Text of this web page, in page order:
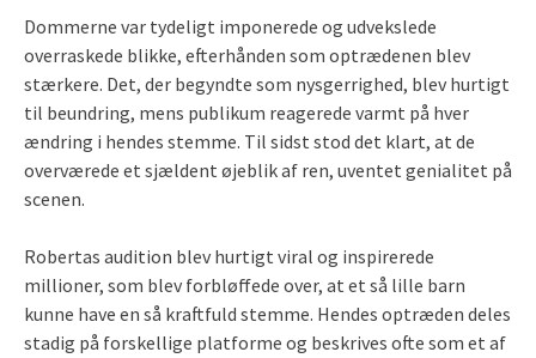
Dommerne var tydeligt imponerede og udvekslede
overraskede blikke, efterhånden som optrædenen blev
stærkere. Det, der begyndte som nysgerrighed, blev hurtigt
til beundring, mens publikum reagerede varmt på hver
ændring i hendes stemme. Til sidst stod det klart, at de
overværede et sjældent øjeblik af ren, uventet genialitet på
scenen.
Robertas audition blev hurtigt viral og inspirerede
millioner, som blev forbløffede over, at et så lille barn
kunne have en så kraftfuld stemme. Hendes optræden deles
stadig på forskellige platforme og beskrives ofte som et af